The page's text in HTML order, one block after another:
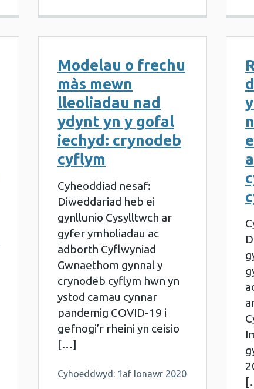
Modelau o frechu
màs mewn
lleoliadau nad
ydynt yn y gofal
iechyd: crynodeb
cyflym
Cyheoddiad nesaf:
Diweddariad heb ei
gynllunio Cysylltwch ar
gyfer ymholiadau ac
adborth Cyflwyniad
Gwnaethom gynnal y
crynodeb cyflym hwn yn
ystod camau cynnar
pandemig COVID-19 i
gefnogi’r rheini yn ceisio
[…]
Cyhoeddwyd: 1af Ionawr 2020